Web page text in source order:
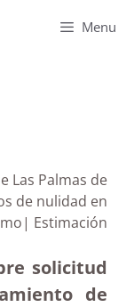
Menu
Las Palmas de
de nulidad en
Estimación
solicitud
de